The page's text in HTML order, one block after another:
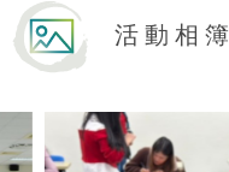
活動相簿